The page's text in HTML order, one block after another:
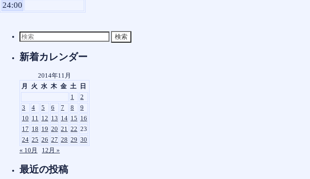
24:00
検
索
対
象:
新着カレンダー
2014年11月
月
火 水 木 金 土
日
1
2
3
4 5 6 7 8
9
10 11 12 13 14 15 16
17 18 19 20 21 22 23
24 25 26 27 28 29 30
« 10月
12月 »
最近の投稿